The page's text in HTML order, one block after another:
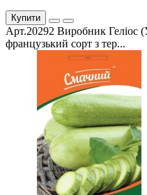
Купити
Арт.20292 Виробник Геліос
французький сорт з тер...